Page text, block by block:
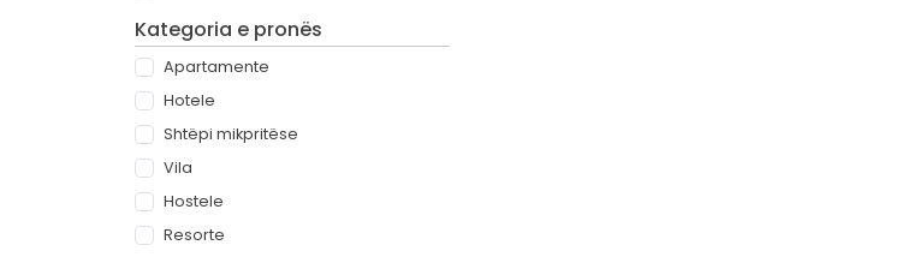
Kategoria e pronës
Apartamente
Hotele
Shtëpi mikpritëse
Vila
Hostele
Resorte